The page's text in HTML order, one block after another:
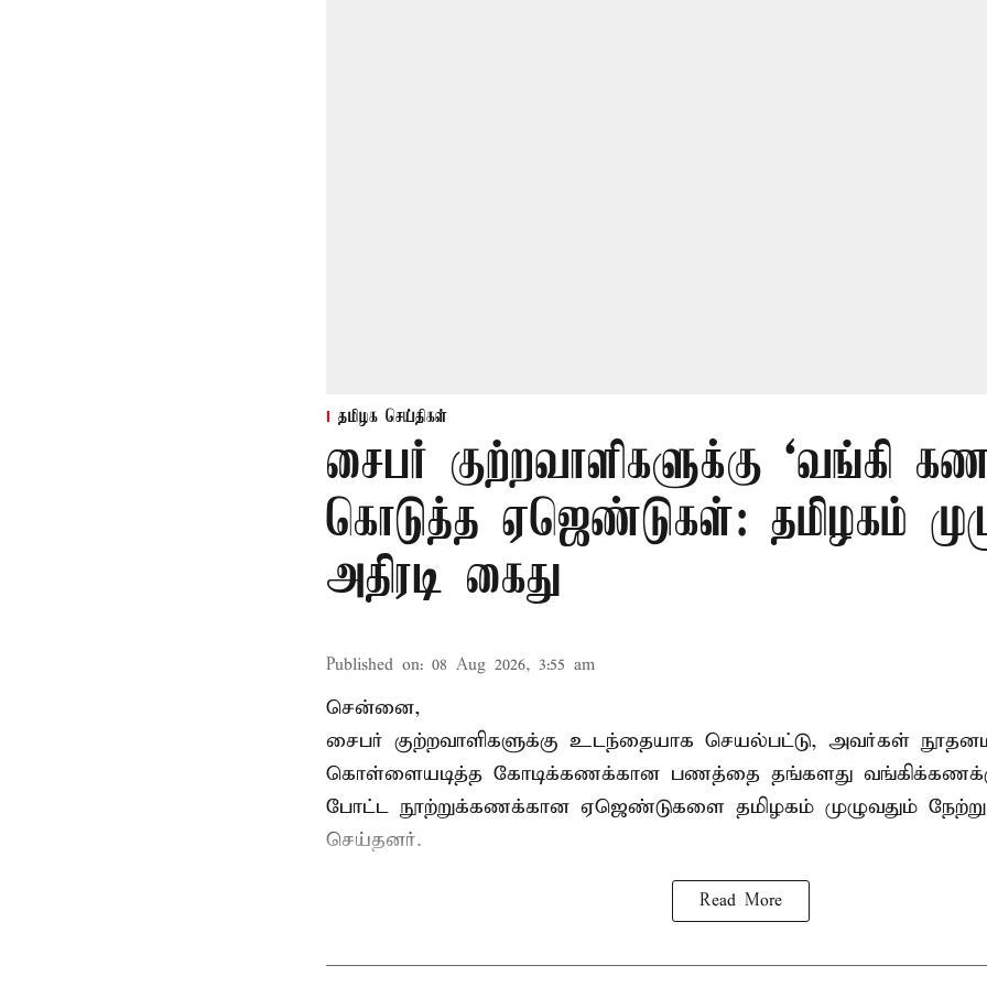
தமிழக செய்திகள்
சைபர் குற்றவாளிகளுக்கு ‘வங்கி
கொடுத்த ஏஜெண்டுகள்: தமிழகம்
அதிரடி கைது
Published on: 08 Aug 2026, 3:55 am
சென்னை,
சைபர் குற்றவாளிகளுக்கு உடந்தையாக செயல்பட்டு, அவர்கள்
கொள்ளையடித்த கோடிக்கணக்கான பணத்தை தங்களது
போட்ட நூற்றுக்கணக்கான ஏஜெண்டுகளை தமிழகம் முழுவதும்
செய்தனர்.
Read More